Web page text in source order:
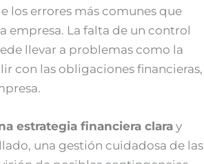
los errores más comunes que
La falta de un control
llevar a problemas como la
con las obligaciones financieras,
estrategia financiera claray
una gestión cuidadosa de las